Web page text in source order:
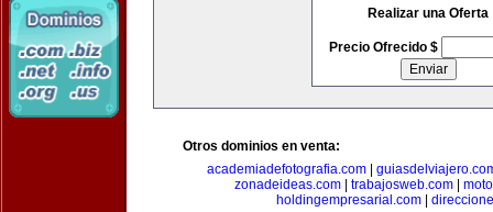
Realizar una Oferta
Precio Ofrecido $
Otros dominios en venta:
academiadefotografia.com|
zonadeideas.com
trabajosweb.com
holdingempresarial.com|